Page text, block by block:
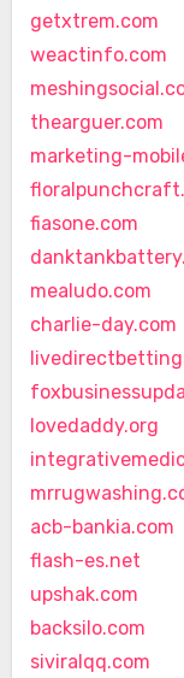
getxtrem.com
weactinfo.com
thearguer.com
marketing-
fiasone.com
mealudo.com
charlie-day.com
lovedaddy.org
acb-bankia.com
flash-es.net
upshak.com
backsilo.com
siviralqq.com